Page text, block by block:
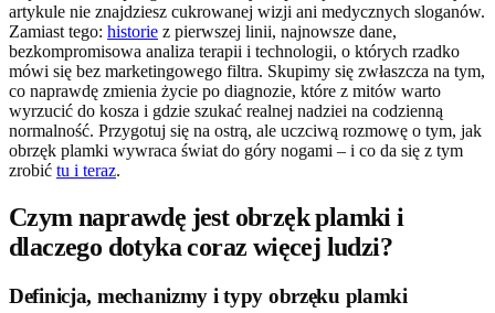
artykule nie znajdziesz cukrowanej wizji ani medycznych sloganów.
Zamiast tego: historie z pierwszej linii, najnowsze dane,
bezkompromisowa analiza terapii i technologii, o których rzadko
mówi się bez marketingowego filtra. Skupimy się zwłaszcza na tym,
co naprawdę zmienia życie po diagnozie, które z mitów warto
wyrzucić do kosza i gdzie szukać realnej nadziei na codzienną
normalność. Przygotuj się na ostrą, ale uczciwą rozmowę o tym, jak
obrzęk plamki wywraca świat do góry nogami – i co da się z tym
zrobić tu i teraz.
Czym naprawdę jest obrzęk plamki i
dlaczego dotyka coraz więcej ludzi?
Definicja, mechanizmy i typy obrzęku plamki